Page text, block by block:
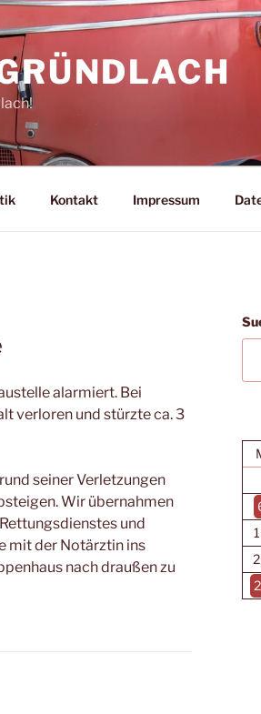
Kontakt Impressum
alarmiert. Bei
verloren und stürzte ca. 3
seiner Verletzungen
Wir übernahmen
und
mit der Notärztin ins
nach draußen zu